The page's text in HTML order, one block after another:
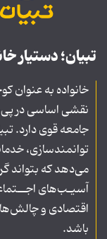
تبیان؛ دستیار
خانواده به عنوان
نقشی اساسی در
جامعه قوی دارد.
توانمندسازی،
می‌دهد که بتواند
آسیـب‌های
اقتصادی و
باشد.